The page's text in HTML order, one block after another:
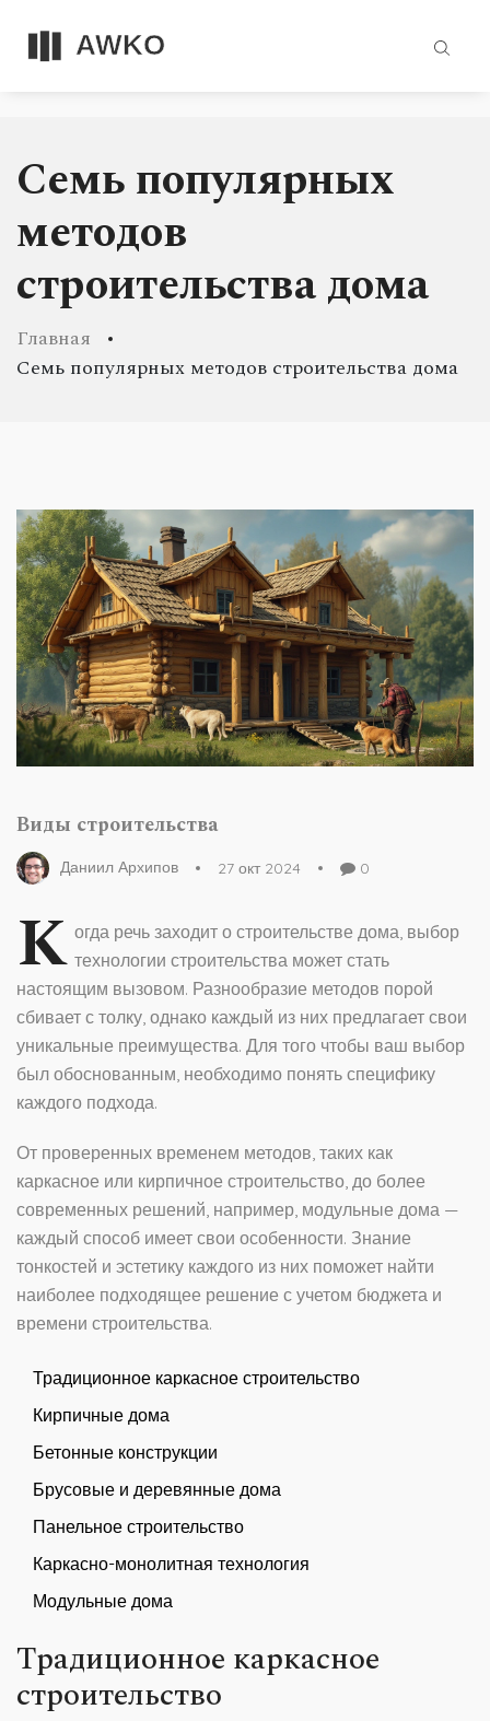
Семь популярных
методов
строительства дома
Главная
Семь популярных методов строительства дома
Виды строительства
Даниил Архипов 27 окт 2024 0
К огда речь заходит о строительстве дома, выбор
технологии строительства может стать
настоящим вызовом. Разнообразие методов порой
сбивает с толку, однако каждый из них предлагает свои
уникальные преимущества. Для того чтобы ваш выбор
был обоснованным, необходимо понять специфику
каждого подхода.
От проверенных временем методов, таких как
каркасное или кирпичное строительство, до более
современных решений, например, модульные дома —
каждый способ имеет свои особенности. Знание
тонкостей и эстетику каждого из них поможет найти
наиболее подходящее решение с учетом бюджета и
времени строительства.
Традиционное каркасное строительство
Кирпичные дома
Бетонные конструкции
Брусовые и деревянные дома
Панельное строительство
Каркасно-монолитная технология
Модульные дома
Традиционное каркасное
строительство